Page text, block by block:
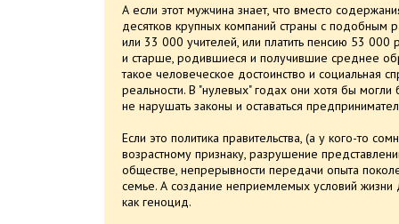
А если этот мужчина знает, что вместо
десятков крупных компаний страны с подобным
или 33 000 учителей, или платить пенсию 53
и старше, родившиеся и получившие среднее
такое человеческое достоинство и социальная
реальности. В "нулевых" годах они хотя бы
не нарушать законы и оставаться
Если это политика правительства, (а у кого-то
возрастному признаку, разрушение
обществе, непрерывности передачи опыта
семье. А создание неприемлемых условий жизни
как геноцид.